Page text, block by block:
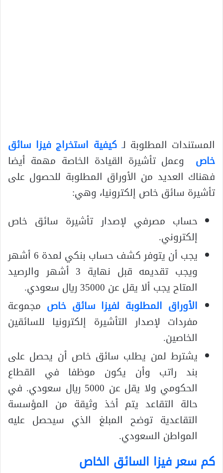
المستندات المطلوبة لـكيفية استخراج فيزا سائق
خاص
وعمل تأشيرة القيادة الخاصة مهمة أيضا
فهناك العديد من الأوراق المطلوبة للحصول على
تأشيرة سائق خاص إلكترونيا، وهي:
حساب مصرفي لإصدار تأشيرة سائق خاص
إلكتروني.
يجب أن يتوفر كشف حساب بنكي لمدة 6 أشهر
ويجب تقديمه قبل نهاية 3 أشهر والرصيد
المتاح يجب ألا يقل عن 35000 ريال سعودي.
الأوراق المطلوبة لفيزا سائق خاص مجموعة
مفردات لإصدار التأشيرة إلكترونيا للسائقين
الخاصين.
يشترط لمن يطلب سائق خاص أن يحصل على
بند راتب وأن يكون موظفا في القطاع
الحكومي ولا يقل عن 5000 ريال سعودي. في
حالة التقاعد يتم أخذ وثيقة من المؤسسة
التقاعدية توضح المبلغ الذي سيحصل عليه
المواطن السعودي.
كم سعر فيزا السائق الخاص